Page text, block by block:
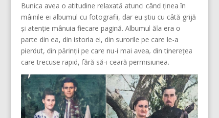
Bunica avea o atitudine relaxată atunci când ținea în
mâinile ei albumul cu fotografii, dar eu știu cu câtă grijă
și atenție mânuia fiecare pagină. Albumul ăla era o
parte din ea, din istoria ei, din surorile pe care le-a
pierdut, din părinții pe care nu-i mai avea, din tinerețea
care trecuse rapid, fără să-i ceară permisiunea.